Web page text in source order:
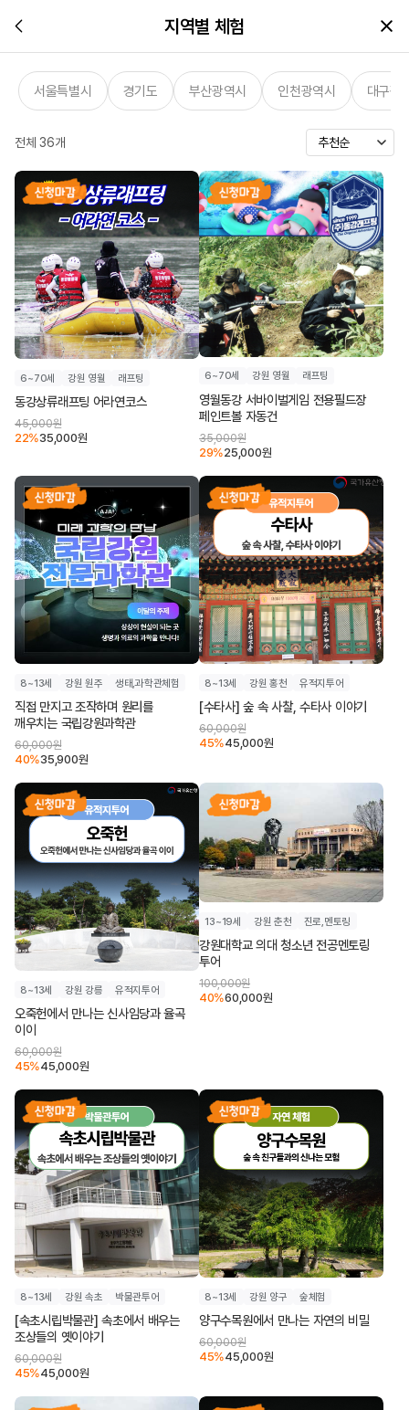
지역별 체험
서울특별시 경기도 부산광역시 인천광역시 대구광
전체36개
6~70세 강원 영월 래프팅
동강상류래프팅 어라연코스
45,000원
22%35,000원
6~70세 강원 영월 래프팅
영월동강 서바이벌게임 전용필드장
페인트볼 자동건
35,000원
29%25,000원
8~13세 강원 원주 생태,과학관체험
직접 만지고 조작하며 원리를
깨우치는 국립강원과학관
60,000원
40%35,900원
8~13세 강원 홍천 유적지투어
[수타사] 숲 속 사찰, 수타사 이야기
60,000원
45%45,000원
8~13세 강원 강릉 유적지투어
오죽헌에서 만나는 신사임당과 율곡
이이
60,000원
45%45,000원
13~19세 강원 춘천 진로,멘토링
강원대학교 의대 청소년 전공멘토링
투어
100,000원
40%60,000원
8~13세 강원 속초 박물관투어
[속초시립박물관] 속초에서 배우는
조상들의 옛이야기
60,000원
45%45,000원
8~13세 강원 양구 숲체험
양구수목원에서 만나는 자연의 비밀
60,000원
45%45,000원